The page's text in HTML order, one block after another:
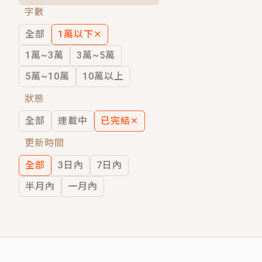
穿越｜《穿越遠古後成了野人娘子》你
字數
全部
1萬以下✕
1萬~3萬
3萬~5萬
5萬~10萬
10萬以上
狀態
全部
連載中 已完結✕
更新時間
全部
3日內
7日內
半月內
一月內